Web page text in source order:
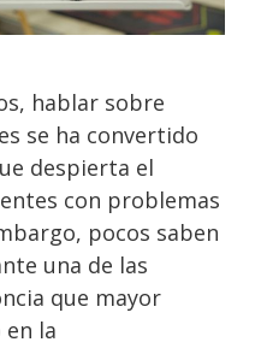
hablar sobre
se ha convertido
despierta el
con problemas
pocos saben
una de las
que mayor
la